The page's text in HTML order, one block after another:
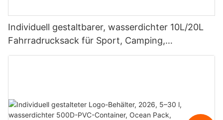
Individuell gestaltbarer, wasserdichter 10L/20L
Fahrradrucksack für Sport, Camping,
Schwimmen, Tauchen und mehr